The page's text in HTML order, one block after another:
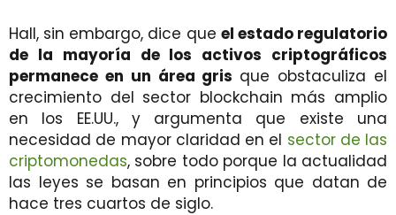
Hall, sin embargo, dice que el estado regulatorio
de la mayoría de los activos criptográficos
permanece en un área gris que obstaculiza el
crecimiento del sector blockchain más amplio
en los EE.UU., y argumenta que existe una
necesidad de mayor claridad en el sector de las
criptomonedas, sobre todo porque la actualidad
las leyes se basan en principios que datan de
hace tres cuartos de siglo.